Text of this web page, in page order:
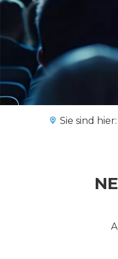
Sie sind hier: